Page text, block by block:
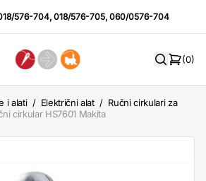
576-704,018/576-705,060/0576-704
(0)
i alati / Električni alat / Ručni cirkulari za
cirkular HS7601 Makita